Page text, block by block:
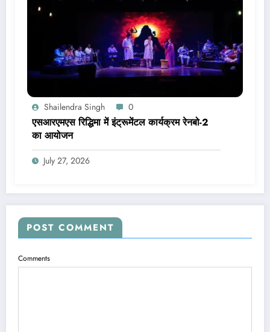
Shailendra Singh 0
एसआरएमएस रिद्धिमा में इंट्रूमेंटल कार्यक्रम रेनबो-2
का आयोजन
July 27, 2026
POST COMMENT
Comments